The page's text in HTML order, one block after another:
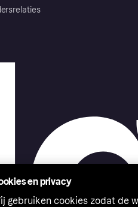
en privacy
gebruiken cookies zodat de